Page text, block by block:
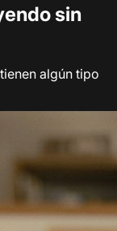
sin
algún tipo